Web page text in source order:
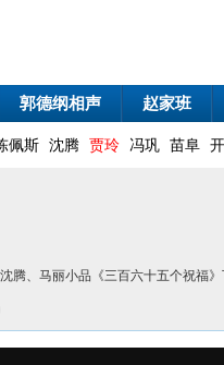
郭德纲相声 赵家班
佩斯 沈腾 贾玲 冯巩 苗阜
腾、马丽小品《三百六十五个祝福